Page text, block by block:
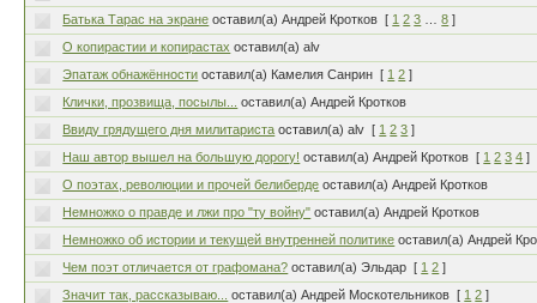
Батька Тарас на экране оставил(а) Андрей Кротков [ 1 2 3 …8 ]
О копирастии и копирастах оставил(а) alv
Эпатаж обнажённости оставил(а) Камелия Санрин [ 1 2 ]
Клички, прозвища, посылы...
оставил(а) Андрей Кротков
Ввиду грядущего дня милитариста оставил(а) alv [ 1 2 3 ]
Наш автор вышел на большую дорогу! оставил(а) Андрей Кротков [ 1 2 3 4 ]
О поэтах, революции и прочей белиберде оставил(а) Андрей Кротков
Немножко о правде и лжи про "ту войну" оставил(а) Андрей Кротков
Немножко об истории и текущей внутренней политике оставил(а) Андрей
Чем поэт отличается от графомана? оставил(а) Эльдар [ 1 2 ]
Значит так, рассказываю...
оставил(а) Андрей Москотельников [ 1 2 ]